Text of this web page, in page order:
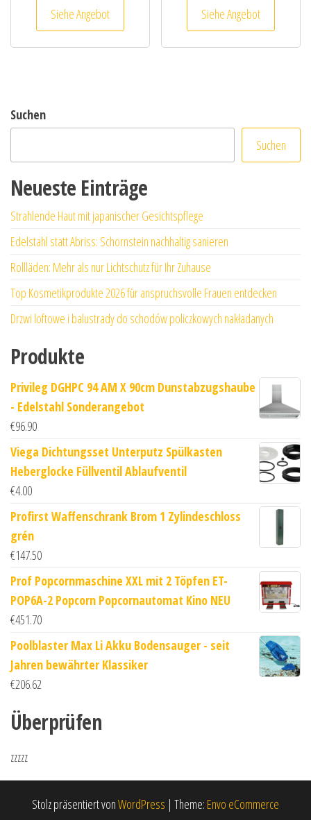
Siehe Angebot Siehe Angebot
Suchen
Suchen
Neueste Einträge
Strahlende Haut mit japanischer Gesichtspflege
Edelstahl statt Abriss: Schornstein nachhaltig sanieren
Rollläden: Mehr als nur Lichtschutz für Ihr Zuhause
Top Kosmetikprodukte 2026 für anspruchsvolle Frauen entdecken
Drzwi loftowe i balustrady do schodów policzkowych nakładanych
Produkte
Privileg DGHPC 94 AM X 90cm Dunstabzugshaube
- Edelstahl Sonderangebot
€96.90
Viega Dichtungsset Unterputz Spülkasten
Heberglocke Füllventil Ablaufventil
€4.00
Profirst Waffenschrank Brom 1 Zylindeschloss
grén
€147.50
Prof Popcornmaschine XXL mit 2 Töpfen ET-
POP6A-2 Popcorn Popcornautomat Kino NEU
€451.70
Poolblaster Max Li Akku Bodensauger - seit
Jahren bewährter Klassiker
€206.62
Überprüfen
zzzzz
Stolz präsentiert vonWordPress | Theme: Envo eCommerce